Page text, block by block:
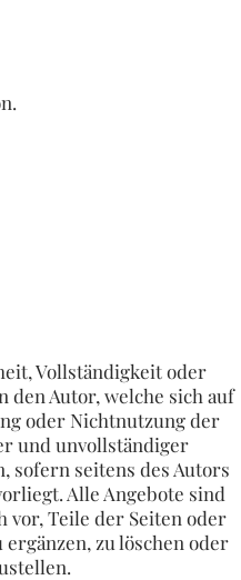
Vollständigkeit oder
Autor, welche sich auf
oder Nichtnutzung der
und unvollständiger
sofern seitens des Autors
Alle Angebote sind
Teile der Seiten oder
zu löschen oder